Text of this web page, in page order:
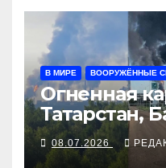
В МИРЕ ВООРУЖЁННЫЕ
Огненная
Татарстан,
Воронеж
08.07.2026